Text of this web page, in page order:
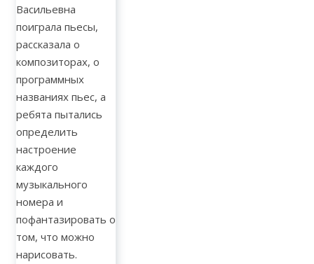
Васильевна
поиграла пьесы,
рассказала о
композиторах, о
программных
названиях пьес, а
ребята пытались
определить
настроение
каждого
музыкального
номера и
пофантазировать о
том, что можно
нарисовать.